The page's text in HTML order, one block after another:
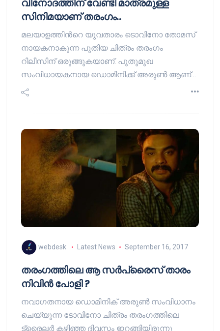
വിനോദത്തിന് വേണ്ടി മാത്രമുള്ള
സിനിമയാണ് തരംഗം..
മലയാളത്തിന്‍റെ യുവതാരം ടൊവിനോ തോമസ്
നായകനാകുന്ന പുതിയ ചിത്രം തരംഗം
റിലീസിന് ഒരുങ്ങുകയാണ്. പുതുമുഖ
സംവിധായകനായ ഡൊമിനിക്ക് അരുണ്‍ ആണ്…
webdesk Latest News September 16, 2017
തരംഗത്തിലെ ആ സർപ്രൈസ് താരം
നിവിൻ പോളി ?
നവാഗതനായ ഡൊമിനിക് അരുൺ സംവിധാനം
ചെയ്യുന്ന ടോവിനോ ചിത്രം തരംഗത്തിലെ
ട്രൈലര്‍ കഴിഞ്ഞ ദിവസം ഇറങ്ങിയിരുന്നു